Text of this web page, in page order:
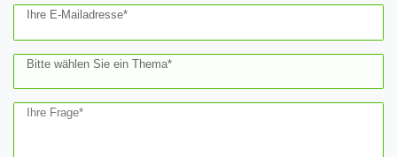
Ihre E-Mailadresse*
Bitte wählen Sie ein Thema*
Ihre Frage*